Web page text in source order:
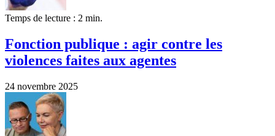
Temps de lecture : 2 min.
Fonction publique : agir contre les
violences faites aux agentes
24 novembre 2025